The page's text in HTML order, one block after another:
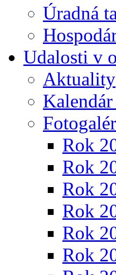
Úradná
Udalosti v
Aktuality
Rok
Rok
Rok
Rok
Rok
Rok